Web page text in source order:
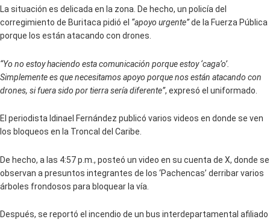
La situación es delicada en la zona. De hecho, un policía del
corregimiento de Buritaca pidió el “apoyo urgente”de la Fuerza Pública
porque los están atacando con drones.
“Yo no estoy haciendo esta comunicación porque estoy ‘caga’o’.
Simplemente es que necesitamos apoyo porque nos están atacando con
drones, si fuera sido por tierra sería diferente”, expresó el uniformado.
El periodista Idinael Fernández publicó varios videos en donde se ven
los bloqueos en la Troncal del Caribe.
De hecho, a las 4:57 p.m., posteó un video en su cuenta de X, donde se
observan a presuntos integrantes de los ‘Pachencas’ derribar varios
árboles frondosos para bloquear la vía.
Después, se reportó el incendio de un bus interdepartamental afiliado